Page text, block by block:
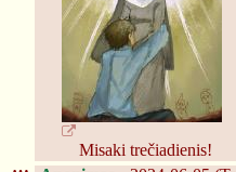
❅ ❈
Misaki trečiadienis!